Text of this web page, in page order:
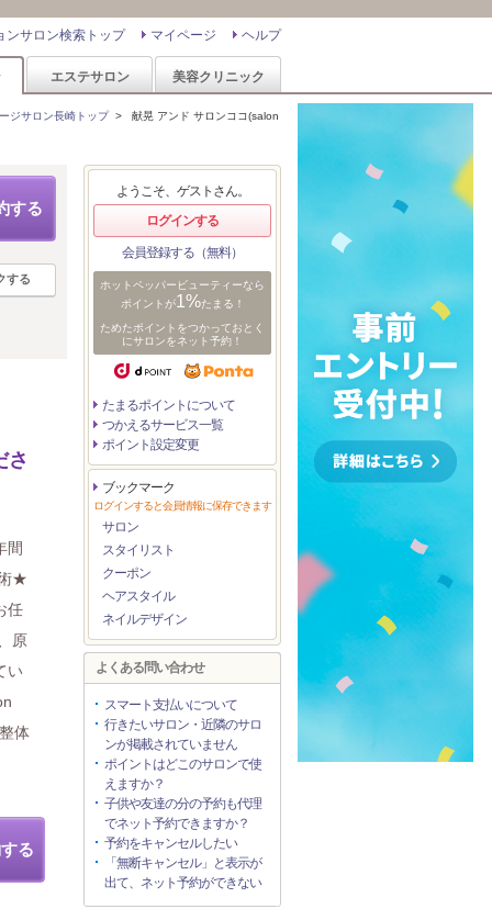
ヘルプ
マイページ
ンサロン検索トップ
エステサロン 美容クリニック
ジサロン長崎トップ> 献晃 アンド サロンココ(salon
する
する
さ
間
★
任
原
い
体
る
ようこそ、ゲストさん。
ログインする
会員登録する（無料）
ホットペッパービューティーなら
ポイントが1%たまる！
ためたポイントをつかっておとく
にサロンをネット予約！
たまるポイントについて
つかえるサービス一覧
ポイント設定変更
ブックマーク
ログインすると会員情報に保存できます
サロン
スタイリスト
クーポン
ヘアスタイル
ネイルデザイン
よくある問い合わせ
スマート支払いについて
行きたいサロン・近隣のサロ
ンが掲載されていません
ポイントはどこのサロンで使
えますか？
子供や友達の分の予約も代理
でネット予約できますか？
予約をキャンセルしたい
「無断キャンセル」と表示が
出て、ネット予約ができない